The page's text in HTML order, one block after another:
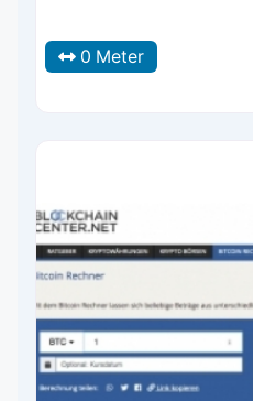
0 Meter